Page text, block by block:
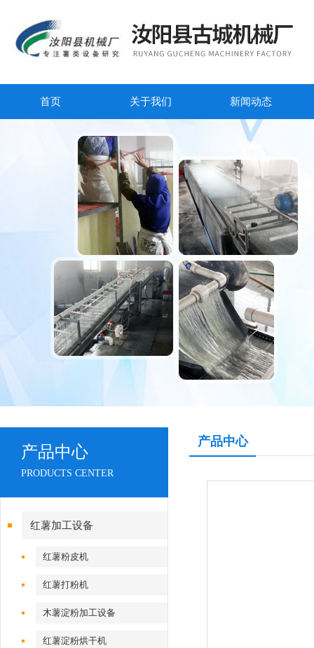
首页 关于我们 新闻动态
产品中心
PRODUCTS CENTER
红薯加工设备
红薯粉皮机
红薯打粉机
木薯淀粉加工设备
红薯淀粉烘干机
产品中心